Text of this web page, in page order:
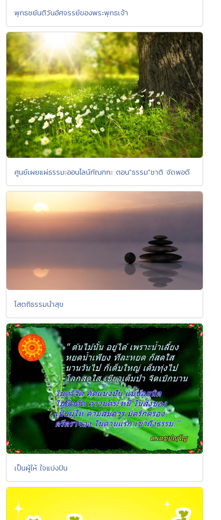
พุทธชยันตีวันอัศจรรย์ของพระพุทธเจ้า
ศูนย์เผยแผ่ธรรมะออนไลน์กัณฑกะ ตอน"ธรรม"ชาติ จัดพอดี
โสตถิธรรมนำสุข
เป็นผู้ให้ ใจแบ่งปัน